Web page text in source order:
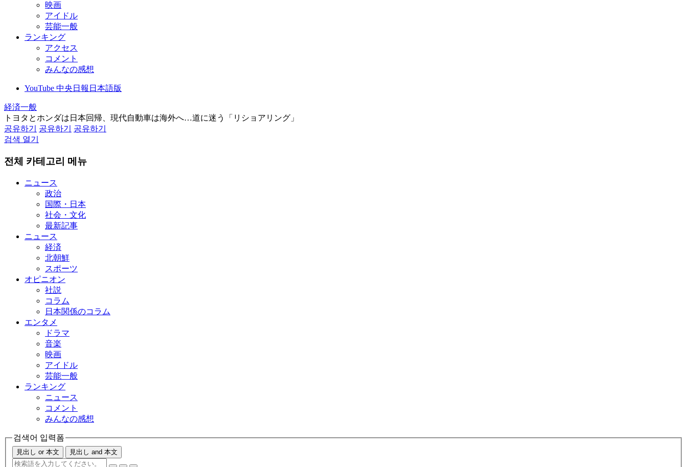
映画
アイドル
芸能一般
ランキング
アクセス
コメント
みんなの感想
YouTube 中央日報日本語版
経済一般
トヨタとホンダは日本回帰、現代自動車は海外へ…道に迷う「リショアリング」
공유하기
공유하기
공유하기
검색 열기
전체 카테고리 메뉴
ニュース
政治
国際・日本
社会・文化
最新記事
ニュース
経済
北朝鮮
スポーツ
オピニオン
社説
コラム
日本関係のコラム
エンタメ
ドラマ
音楽
映画
アイドル
芸能一般
ランキング
ニュース
コメント
みんなの感想
검색어 입력폼
見出し or 本文 見出し and 本文